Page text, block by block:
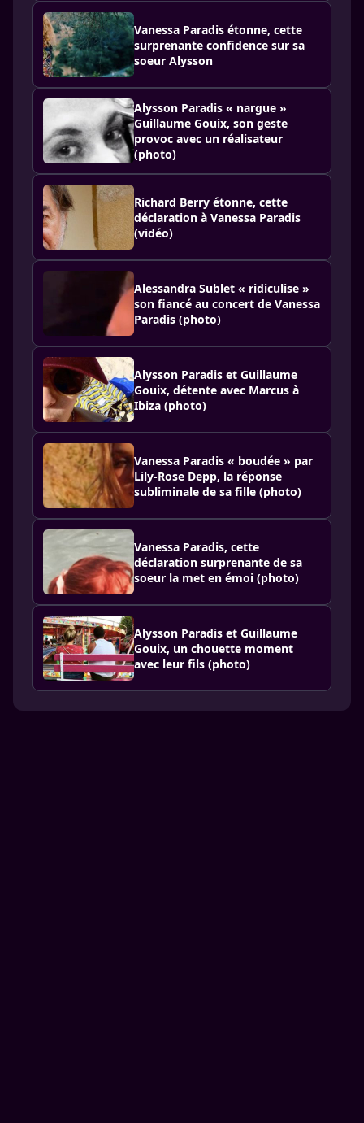
Vanessa Paradis étonne, cette
surprenante confidence sur sa
soeur Alysson
Alysson Paradis « nargue »
Guillaume Gouix, son geste
provoc avec un réalisateur
(photo)
Richard Berry étonne, cette
déclaration à Vanessa Paradis
(vidéo)
Alessandra Sublet « ridiculise »
son fiancé au concert de Vanessa
Paradis (photo)
Alysson Paradis et Guillaume
Gouix, détente avec Marcus à
Ibiza (photo)
Vanessa Paradis « boudée » par
Lily-Rose Depp, la réponse
subliminale de sa fille (photo)
Vanessa Paradis, cette
déclaration surprenante de sa
soeur la met en émoi (photo)
Alysson Paradis et Guillaume
Gouix, un chouette moment
avec leur fils (photo)